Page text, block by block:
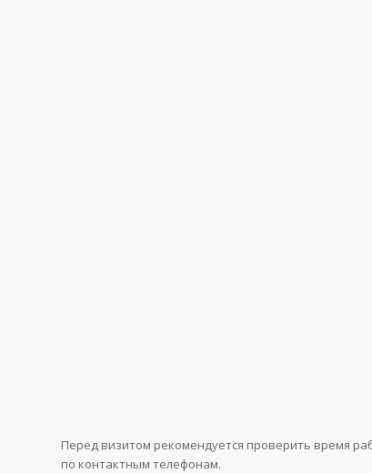
Перед визитом рекомендуется проверить время
по контактным телефонам.